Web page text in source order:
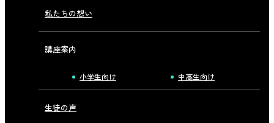
私たちの想い
講座案内
小学生向け 中高生向け
生徒の声